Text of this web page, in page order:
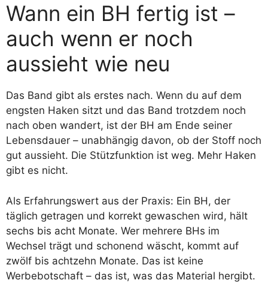
Wann ein BH fertig ist –
auch wenn er noch
aussieht wie neu
Das Band gibt als erstes nach. Wenn du auf dem
engsten Haken sitzt und das Band trotzdem noch
nach oben wandert, ist der BH am Ende seiner
Lebensdauer – unabhängig davon, ob der Stoff noch
gut aussieht. Die Stützfunktion ist weg. Mehr Haken
gibt es nicht.
Als Erfahrungswert aus der Praxis: Ein BH, der
täglich getragen und korrekt gewaschen wird, hält
sechs bis acht Monate. Wer mehrere BHs im
Wechsel trägt und schonend wäscht, kommt auf
zwölf bis achtzehn Monate. Das ist keine
Werbebotschaft – das ist, was das Material hergibt.